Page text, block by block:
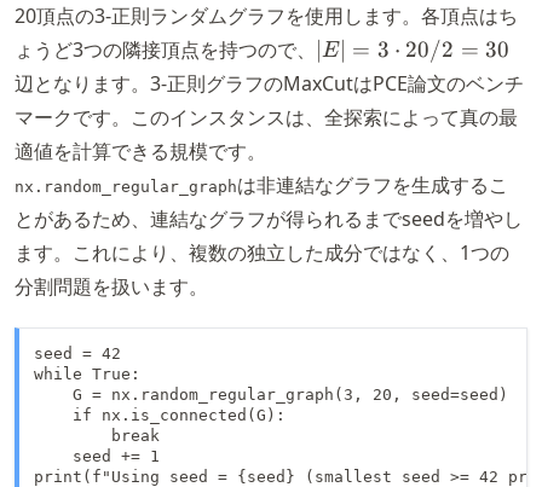
1\}
20頂点の3-正則ランダムグラフを使用します。各頂点はち
ょうど3つの隣接頂点を持つので、 |E| =
3
\cdot
20 /
30
E = 3 ⋅ 20/2 = 30
辺となります。3-正則グラフのMaxCutはPCE論文のベンチ
マークです。このインスタンスは、全探索によって真の最
適値を計算できる規模です。
nx.random_regular_graphは非連結なグラフを生成するこ
とがあるため、連結なグラフが得られるまでseedを増やし
ます。これにより、複数の独立した成分ではなく、1つの
分割問題を扱います。
seed = 42
while True:
    G = nx.random_regular_graph(3, 20, seed=seed)
    if nx.is_connected(G):
        break
    seed += 1
print(f"Using seed = {seed} (smallest seed >= 42